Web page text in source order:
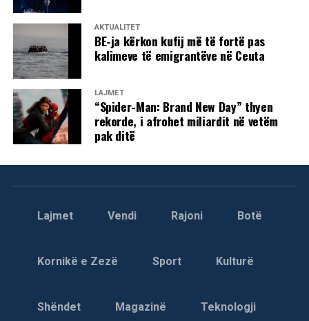
AKTUALITET
BE-ja kërkon kufij më të fortë pas
kalimeve të emigrantëve në Ceuta
LAJMET
“Spider-Man: Brand New Day” thyen
rekorde, i afrohet miliardit në vetëm
pak ditë
Lajmet Vendi Rajoni Botë
Kornikë e Zezë Sport Kulturë
Shëndet Magazinë Teknologji